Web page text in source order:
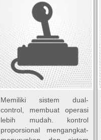
Memiliki sistem dual-
control, membuat operasi
lebih mudah. kontrol
proporsional mengangkat-